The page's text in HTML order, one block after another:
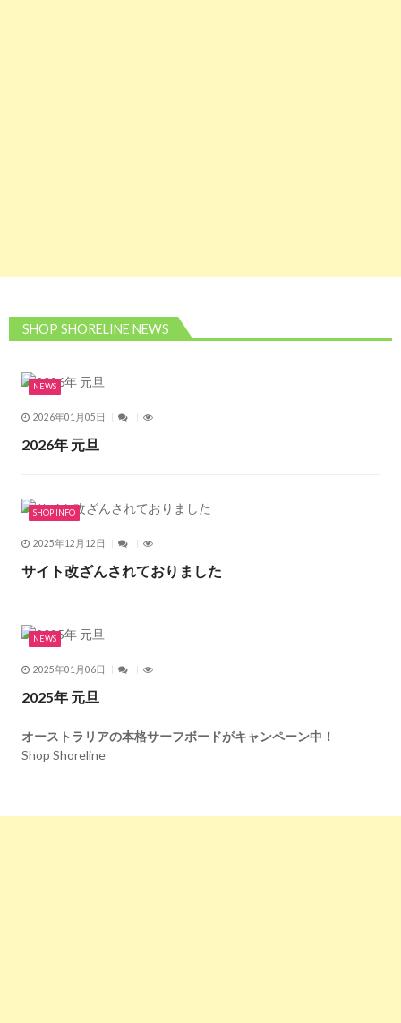
SHOP SHORELINE NEWS
NEWS
2026年01月05日
2026年 元旦
SHOP INFO
2025年12月12日
サイト改ざんされておりました
NEWS
2025年01月06日
2025年 元旦
オーストラリアの本格サーフボードがキャンペーン中！
Shop Shoreline